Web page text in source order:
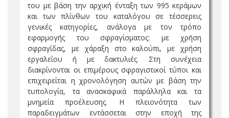
του με βάση την αρχική ένταξη των 995 κεράμων
και των πλίνθων του καταλόγου σε τέσσερεις
γενικές κατηγορίες, ανάλογα με τον τρόπο
εφαρμογής του σφραγίσματος: με χρήση
σφραγίδας, με χάραξη στο καλούπι, με χρήση
εργαλείου ή με δακτυλιές. Στη συνέχεια
διακρίνονται οι επιμέρους σφραγιστικοί τύποι και
επιχειρείται η χρονολόγηση αυτών με βάση την
τυπολογία, τα ανασκαφικά παράλληλα και τα
μνημεία προέλευσης. Η πλειονότητα των
παραδειγμάτων εντάσσεται στην εποχή της